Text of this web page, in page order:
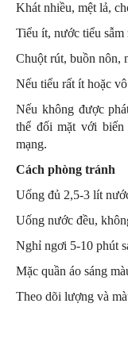
Khát nhiều, mệt lả,
Tiểu ít, nước tiểu sẫm
Chuột rút, buồn nôn,
Nếu tiểu rất ít hoặc
Nếu không được
thể đối mặt với
mạng.
Cách phòng tránh
Uống đủ 2,5-3 lít
Uống nước đều,
Nghỉ ngơi 5-10 phút
Mặc quần áo sáng
Theo dõi lượng và